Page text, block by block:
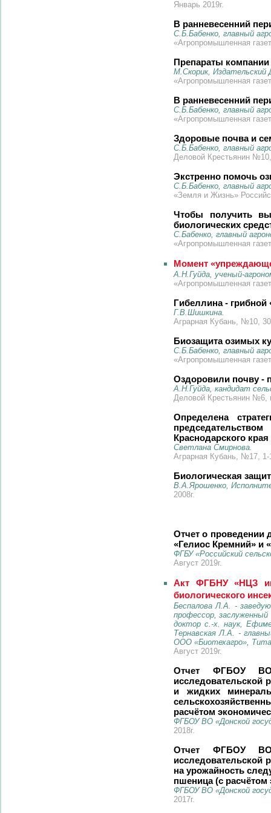
Январь 2019г.
В ранневесенний
С.Б.Бабенко, главный
«Агропромышленная
Препараты
М.Скорик, Издательский
«Агропромышленная
В ранневесенний
С.Б.Бабенко, главный
«Агропромышленная
Здоровые почва и
С.Б.Бабенко, главный
Деловой Крестьянин №10,
Экстренно помочь
С.Б.Бабенко, главный
«Земля и Жизнь»
Чтобы получить
биологических
С.Бабенко, главный
«Агропромышленная
Момент
А.Н.Гуйда, ученый-
«Агропромышленная
Гибеллина -
Г.В.Шишкина.
Аграрная Кубань, №10,
Биозащита озимых
С.Б.Бабенко, главный
«Агропромышленная
Оздоровили почву -
А.Н.Гуйда, кандидат
Деловой Крестьянин №6,
Определена
Краснодарского
Светлана Смирнова.
Аграрная Кубань, №17, 1-
Биологическая
В.А.Ярошенко,
2008г.
Отчет о проведении
«Гелиос Кремний» и
ФГБУ «Российский
Август 2019г.
Акт ФГБНУ «НЦЗ
биологического
Беспалова Л.А. -
профессор,
доктор с.-х. наук,
Тернавская Л.А. -
ООО «Биотехагро»,
Август 2019г.
Отчет ФГБОУ ВО
исследовательской
и жидких
расчётом
ФГБОУ ВО «Донской
2018г.
Отчет ФГБОУ ВО
исследовательской
на урожайность
пшеница (с
ФГБОУ ВО «Донской
2017г.